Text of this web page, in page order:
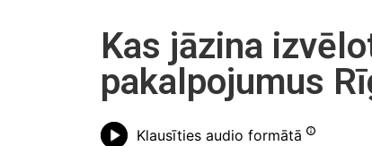
Kas jāzina
pakalpojumus
Klausīties audio formātā